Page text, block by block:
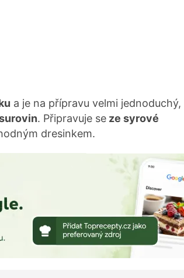
a je na přípravu velmi jednoduchý,
. Připravuje se ze syrové
dresinkem.